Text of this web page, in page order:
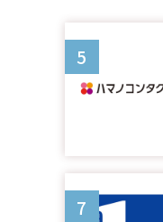
5
7